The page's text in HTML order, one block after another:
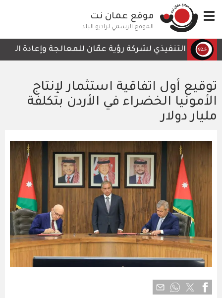
إلى
المحتوى
الرئيسي
Toggle
navigation
موقع عمان نت
الموقع الرسمي لراديو البلد
التنفيذي لشركة رؤية عمّان للمعالجة وإعادة
توقيع أول اتفاقية استثمار لإنتاج
الأمونيا الخضراء في الأردن بتكلفة
مليار دولار